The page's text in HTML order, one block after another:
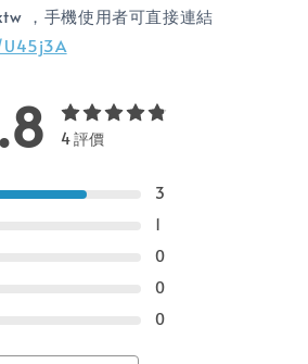
，手機使用者可直接連結
4 評價
3
1
0
0
0